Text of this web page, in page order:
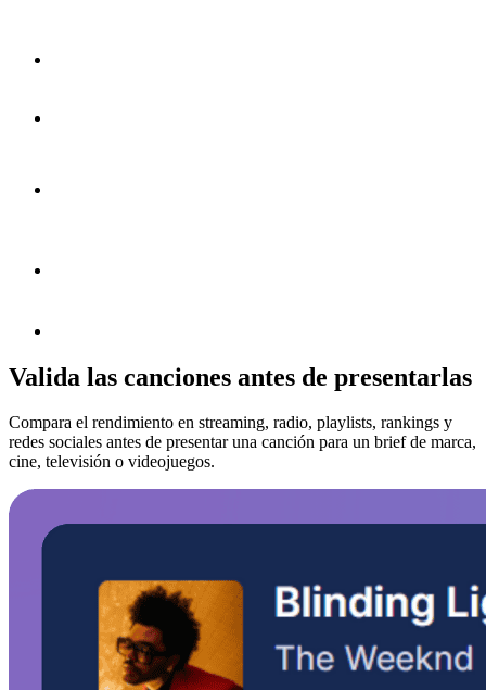
Valida las canciones antes de presentarlas
Compara el rendimiento en streaming, radio, playlists, rankings y
redes sociales antes de presentar una canción para un brief de marca,
cine, televisión o videojuegos.